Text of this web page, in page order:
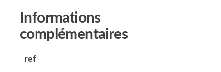
Informations
complémentaires
ref